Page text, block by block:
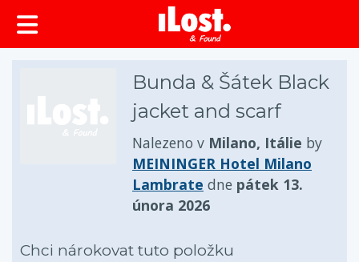
obsah
Bunda & Šátek Black
jacket and scarf
Nalezeno v Milano, Itálie by
MEININGER Hotel Milano
Lambrate dne pátek 13.
února 2026
Chci nárokovat tuto položku